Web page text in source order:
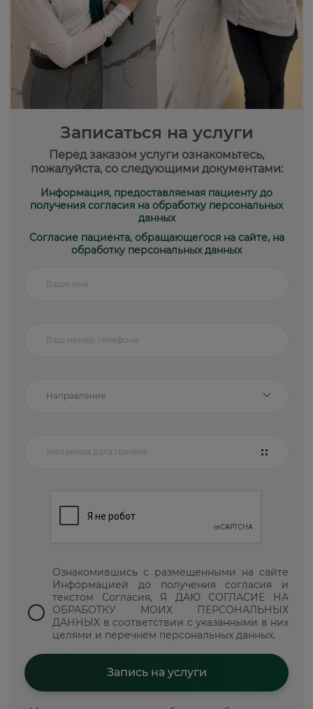
Записаться на услуги
Перед заказом услуги ознакомьтесь,
пожалуйста, со следующими документами:
Информация, предоставляемая пациенту до
получения согласия на обработку персональных
данных
Согласие пациента, обращающегося на сайте, на
обработку персональных данных
Направление
Ознакомившись с размещенными на сайте
Информацией до получения согласия и
текстом Согласия, Я ДАЮ СОГЛАСИЕ НА
ОБРАБОТКУ МОИХ ПЕРСОНАЛЬНЫХ
ДАННЫХ в соответствии с указанными в них
целями и перечнем персональных данных.